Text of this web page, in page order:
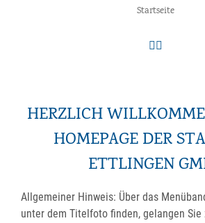
Startseite
HERZLICH
HOMEPAGE DER
ETTLINGEN
Allgemeiner Hinweis: Über das
unter dem Titelfoto finden, gelangen Sie